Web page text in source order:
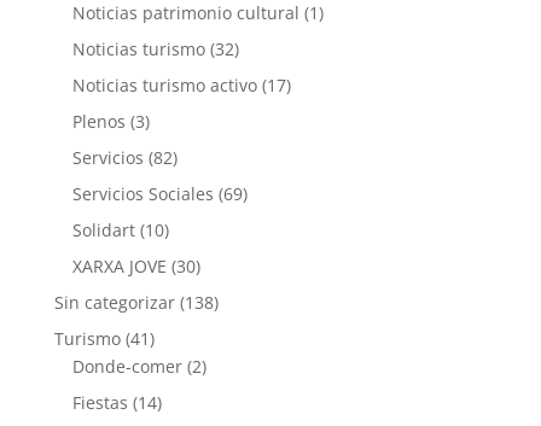
Noticias patrimonio cultural (1)
Noticias turismo(32)
Noticias turismo activo(17)
Plenos (3)
Servicios (82)
Servicios Sociales (69)
Solidart(10)
XARXA JOVE (30)
Sin categorizar(138)
Turismo(41)
Donde-comer(2)
Fiestas (14)